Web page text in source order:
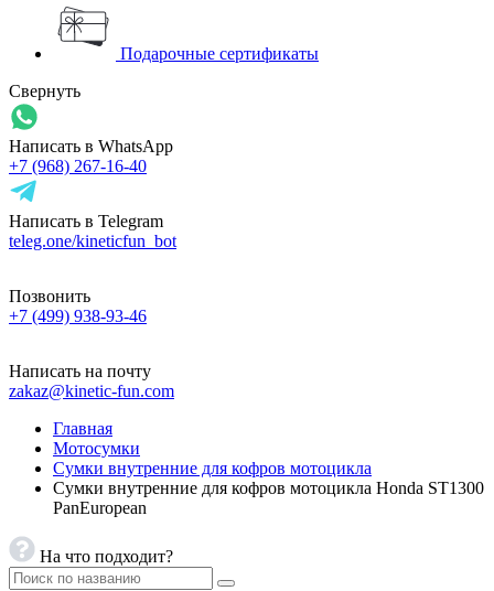
Подарочные сертификаты
Свернуть
Написать в WhatsApp
+7 (968) 267-16-40
Написать в Telegram
teleg.one/kineticfun_bot
Позвонить
+7 (499) 938-93-46
Написать на почту
zakaz@kinetic-fun.com
Главная
Мотосумки
Сумки внутренние для кофров мотоцикла
Сумки внутренние для кофров мотоцикла Honda ST1300
PanEuropean
На что подходит?